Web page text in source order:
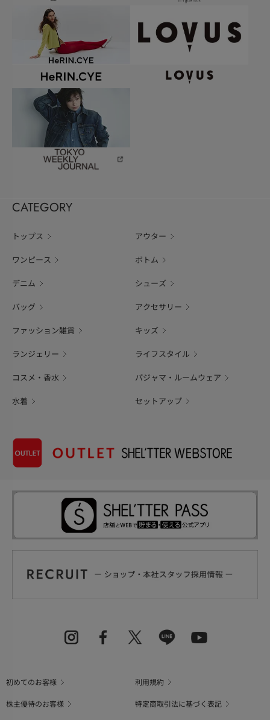
CATEGORY
トップス アウター
ワンピース ボトム
デニム シューズ
バッグ アクセサリー
ファッション雑貨 キッズ
ランジェリー ライフスタイル
コスメ・香水 パジャマ・ルームウェア
水着 セットアップ
初めてのお客様
利用規約
株主優待のお客様
特定商取引法に基づく表記